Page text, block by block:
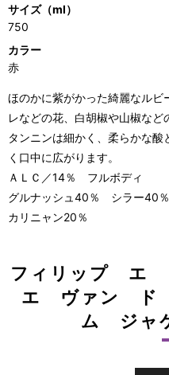
サイズ（ml）
750
カラー
赤
ほのかに紫がかった綺麗なルビ
レなどの花、白胡椒や山椒など
タンニンは細かく、柔らかな酸
く口中に広がります。
ＡＬＣ／14％ フルボディ
グルナッシュ40％ シラー40
カリニャン20％
フィリップ エ
エ ヴァン ド
ム ジャ